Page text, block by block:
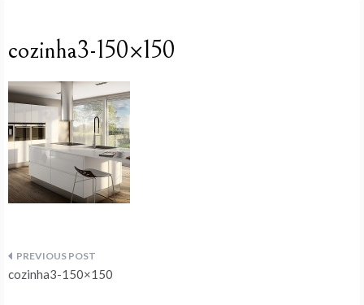
cozinha3-150×150
Navegação
cozinha3-150×150